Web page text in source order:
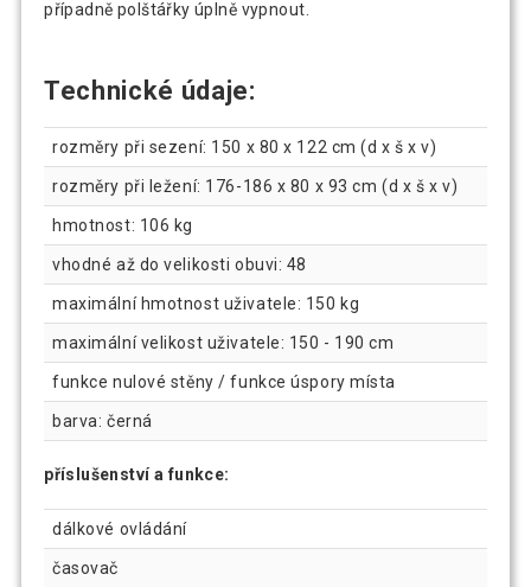
případně polštářky úplně vypnout.
Technické údaje:
rozměry při sezení: 150 x 80 x 122 cm (d x š x v)
rozměry při ležení: 176-186 x 80 x 93 cm (d x š x v)
hmotnost: 106 kg
vhodné až do velikosti obuvi: 48
maximální hmotnost uživatele: 150 kg
maximální velikost uživatele: 150 - 190 cm
funkce nulové stěny / funkce úspory místa
barva: černá
příslušenství a funkce:
dálkové ovládání
časovač